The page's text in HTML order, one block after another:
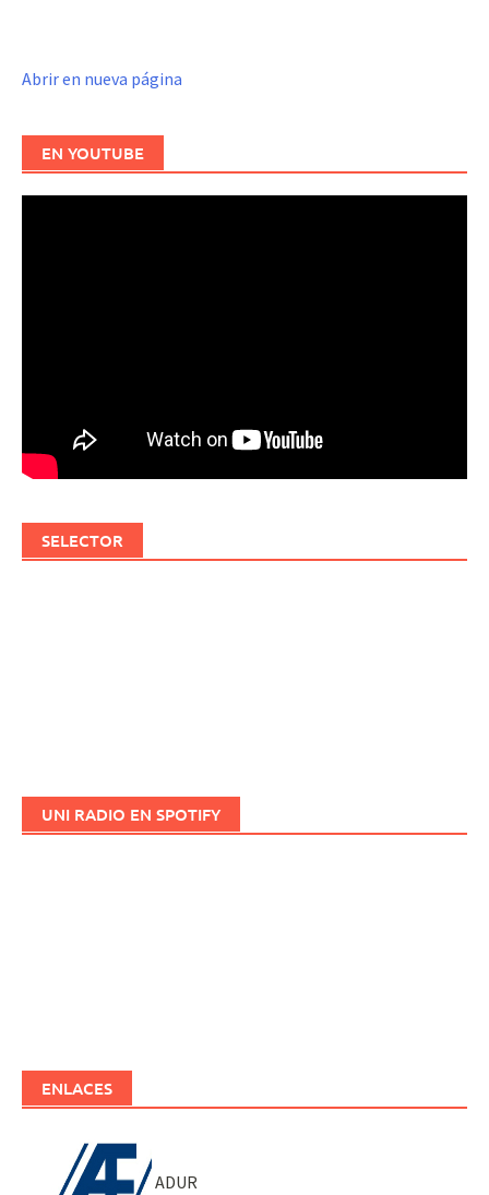
Abrir en nueva página
EN YOUTUBE
SELECTOR
UNI RADIO EN SPOTIFY
ENLACES
ADUR